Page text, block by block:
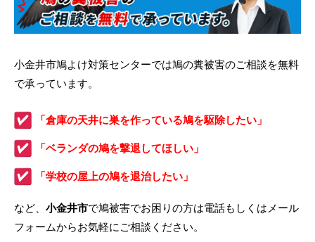
小金井市鳩よけ対策センターでは鳩の糞被害のご相談を無料
で承っています。
「倉庫の天井に巣を作っている鳩を駆除したい」
「ベランダの鳩を撃退してほしい」
「学校の屋上の鳩を退治したい」
など、 小金井市で鳩被害でお困りの方は電話もしくはメール
フォームからお気軽にご相談ください。